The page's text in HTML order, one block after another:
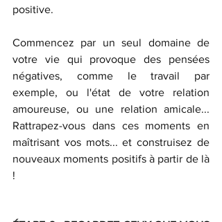
positive.
Commencez par un seul domaine de
votre vie qui provoque des pensées
négatives, comme le travail par
exemple, ou l'état de votre relation
amoureuse, ou une relation amicale...
Rattrapez-vous dans ces moments en
maîtrisant vos mots... et construisez de
nouveaux moments positifs à partir de là
!